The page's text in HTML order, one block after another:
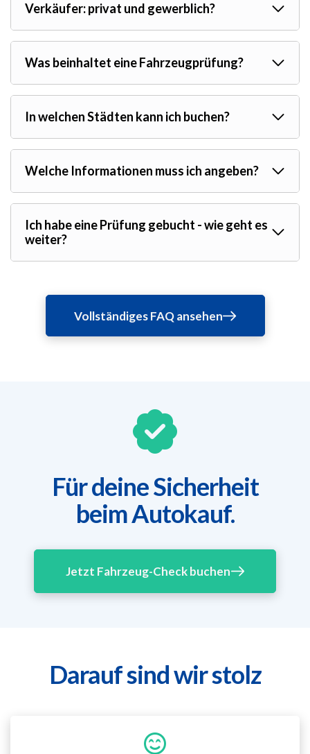
Verkäufer: privat und gewerblich?
Was beinhaltet eine Fahrzeugprüfung?
In welchen Städten kann ich buchen?
Welche Informationen muss ich angeben?
Ich habe eine Prüfung gebucht - wie geht es
weiter?
Vollständiges FAQ ansehen
Für deine Sicherheit
beim Autokauf.
Jetzt Fahrzeug-Check buchen
Darauf sind wir stolz